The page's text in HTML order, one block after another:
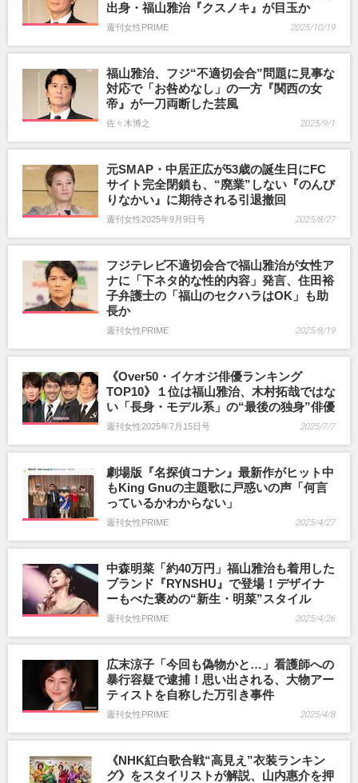
出身・福山雅治『クスノキ』が目玉か
週刊女性PRIME 2025/10/19
福山雅治、フジ“不適切会合”問題に見事な
対応で「お咎めなし」の一方『関西の女
帝』が一刀両断した芸風
佐々木博之 2025/9/1
元SMAP・中居正広が53歳の誕生日にFC
サイト完全閉鎖も、“廃業”しない『のんび
りなかい』に期待される引退撤回
週刊女性2025年9月9日号 2025/8/27
フジテレビ不適切会合で福山雅治が女性ア
ナに「下ネタ的な性的内容」発言、住田裕
子弁護士の「福山のセクハラはOK」も助
長か
週刊女性PRIME 2025/8/19
《Over50・イケオジ俳優ランキング
TOP10》１位は福山雅治、木村拓哉ではな
い「長身・モデル系」の“最後の独身”俳優
週刊女性2025年7月15日号 2025/7/7
劇場版『名探偵コナン』最新作がヒット中
もKing Gnuの主題歌に戸惑いの声「何言
っているかわからない」
週刊女性PRIME 2025/4/27
中森明菜「約40万円」福山雅治も着用した
ブランド『RYNSHU』で登場！デザイナ
ーもべた褒めの“新生・明菜”スタイル
週刊女性PRIME 2025/4/26
広末涼子「今回も偽物かと…」看護師への
暴行容疑で逮捕！思い出される、大物アー
ティストを自称した万引き事件
週刊女性PRIME 2025/4/8
《NHK紅白歌合戦“高見え”衣装ランキン
グ》をスタイリストが解説、山内惠介を押